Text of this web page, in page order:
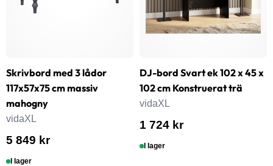
Skrivbord med 3 lådor
117x57x75 cm massiv
mahogny
vidaXL
5 849 kr
I lager
DJ-bord Svart ek 102 x 45 x
102 cm Konstruerat trä
vidaXL
1 724 kr
I lager